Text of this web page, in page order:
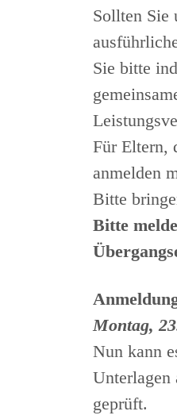
Sollten Sie
Sie bitte
Für Eltern,
anmelden
Bitte
Bitte
Montag,
Nun kann
Unterlagen
geprüft.